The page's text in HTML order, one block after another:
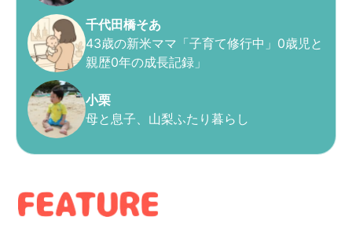
千代田橋そあ
43歳の新米ママ「子育て修行中」0歳児と
親歴0年の成長記録」
小栗
母と息子、山梨ふたり暮らし